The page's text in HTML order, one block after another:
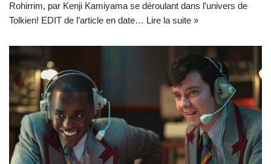
Rohirrim, par Kenji Kamiyama se déroulant dans l’univers de
Tolkien! EDIT de l’article en date… Lire la suite »